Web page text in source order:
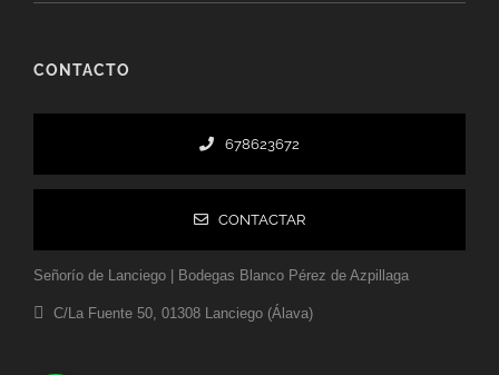
CONTACTO
678623672
CONTACTAR
Señorío de Lanciego | Bodegas Blanco Pérez de Azpillaga
C/La Fuente 50, 01308 Lanciego (Álava)